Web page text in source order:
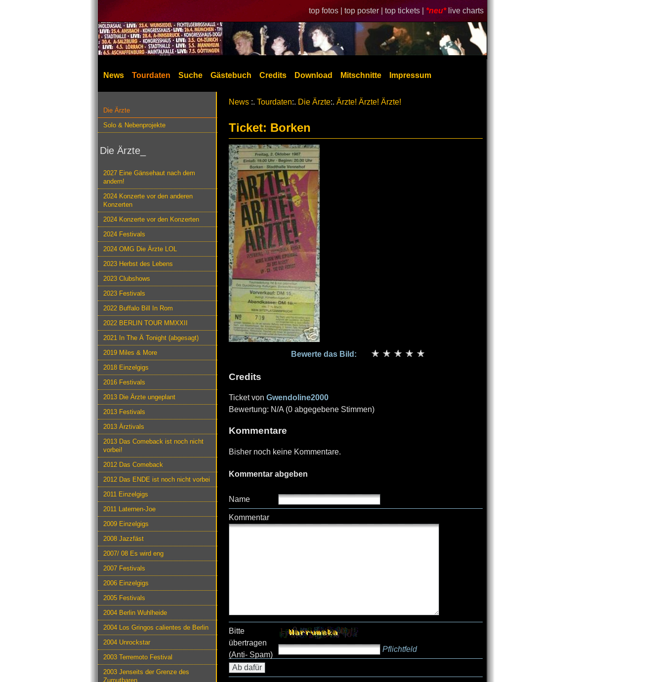
top fotos | top poster | top tickets | *neu* live charts
News Tourdaten Suche Gästebuch Credits Download Mitschnitte Impressum
Die Ärzte
Solo & Nebenprojekte
Die Ärzte_
2027 Eine Gänsehaut nach dem
andern!
2024 Konzerte vor den anderen
Konzerten
2024 Konzerte vor den Konzerten
2024 Festivals
2024 OMG Die Ärzte LOL
2023 Herbst des Lebens
2023 Clubshows
2023 Festivals
2022 Buffalo Bill In Rom
2022 BERLIN TOUR MMXXII
2021 In The Ä Tonight (abgesagt)
2019 Miles & More
2018 Einzelgigs
2016 Festivals
2013 Die Ärzte ungeplant
2013 Festivals
2013 Ärztivals
2013 Das Comeback ist noch nicht
vorbei!
2012 Das Comeback
2012 Das ENDE ist noch nicht vorbei
2011 Einzelgigs
2011 Laternen-Joe
2009 Einzelgigs
2008 Jazzfäst
2007/ 08 Es wird eng
2007 Festivals
2006 Einzelgigs
2005 Festivals
2004 Berlin Wuhlheide
2004 Los Gringos calientes de Berlin
2004 Unrockstar
2003 Terremoto Festival
2003 Jenseits der Grenze des
Zumutbaren
News :. Tourdaten:. Die Ärzte:. Ärzte! Ärzte! Ärzte!
Ticket: Borken
Bewerte das Bild:
Credits
Ticket von Gwendoline2000
Bewertung: N/A (0 abgegebene Stimmen)
Kommentare
Bisher noch keine Kommentare.
Kommentar abgeben
Name
Kommentar
Bitte
übertragen
(Anti- Spam)
Pflichtfeld